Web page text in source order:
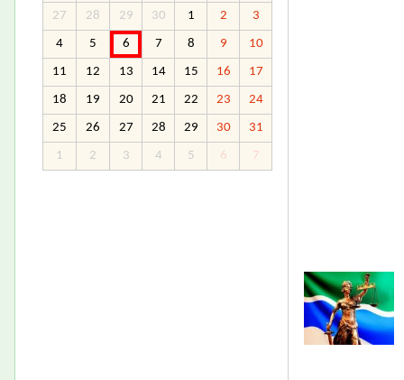
27
28 29 30 1 2 3
4 5 6 7 8 9 10
11 12 13 14 15 16 17
18 19 20 21 22 23 24
25 26 27 28 29 30 31
1 2 3 4 5 6 7